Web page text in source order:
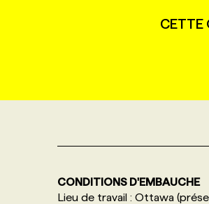
ANNONCEZ AVEC NOUS
ANNONCEZ AVEC NOUSCETTE
CONDITIONS D'EMBAUCHE
Lieu de travail : Ottawa